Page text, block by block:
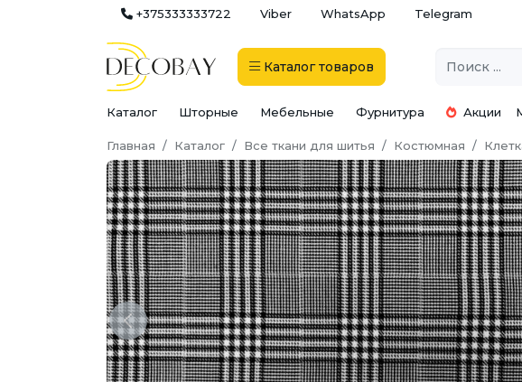
+375333333722 Viber WhatsApp Telegram
Каталог товаров
Каталог Шторные Мебельные Фурнитура Акции
Главная Каталог Все ткани для шитья Костюмная
Previous